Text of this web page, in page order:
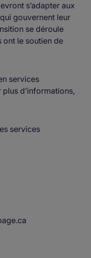
s’adapter aux
gouvernent leur
se déroule
ont le soutien de
services
d’informations,
services